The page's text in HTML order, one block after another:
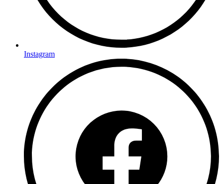
Instagram